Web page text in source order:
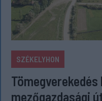
SZÉKELYHON
mezőgazdasági